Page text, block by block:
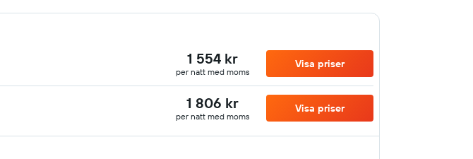
1 554 kr
per natt med moms
Visa priser
1 806 kr
per natt med moms
Visa priser